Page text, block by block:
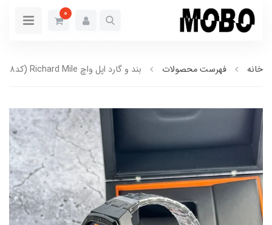
0
خانه فهرست محصولات بند و گارد اپل واچ Richard Mile (کدw5038)